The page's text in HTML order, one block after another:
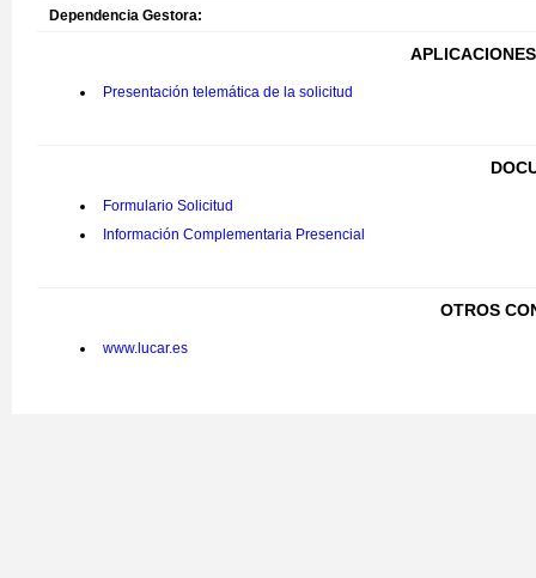
Dependencia Gestora:
Presentación telemática de la solicitud
Formulario Solicitud
Información Complementaria Presencial
OTROS
www.lucar.es